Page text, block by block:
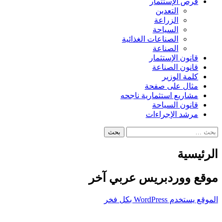
التعدين
الزراعة
السياحة
الصناعات الغذائية
الصناعة
قانون الإستثمار
قانون الصناعة
كلمة الوزير
مثال على صفحة
مشاريع استثمارية ناجحه
قانون السياحة
مرشد الإجراءات
البحث
الرئيسية
موقع ووردبريس عربي آخر
الموقع يستخدم WordPress بكل فخر